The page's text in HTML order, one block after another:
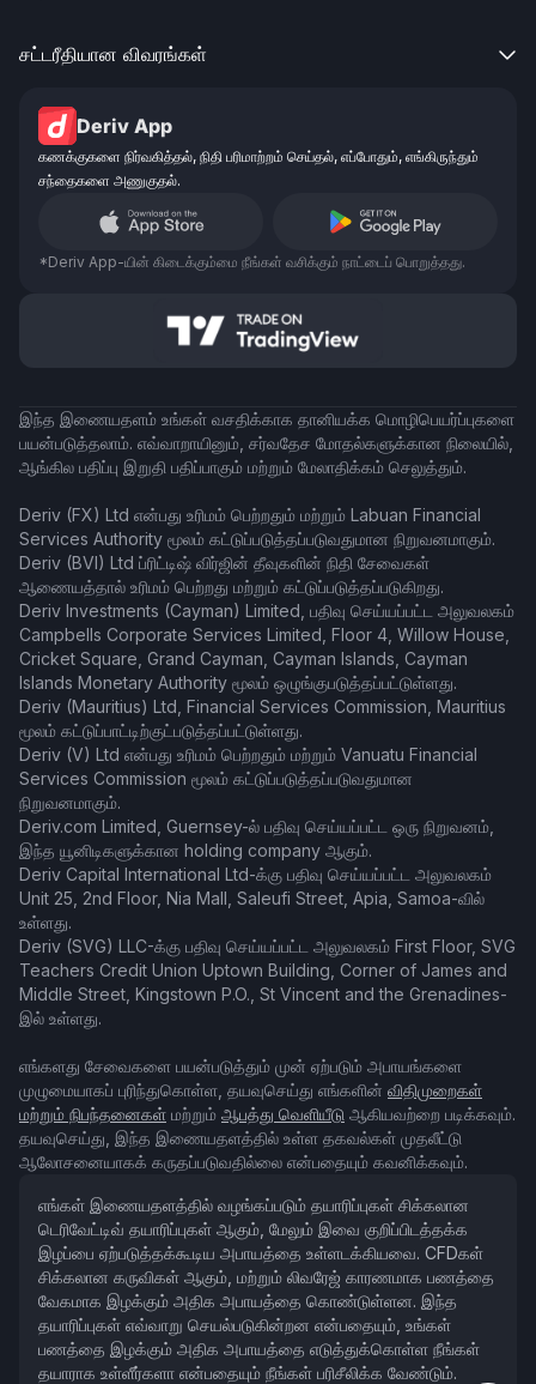
சட்டரீதியான விவரங்கள் 
Deriv App
கணக்குகளை நிர்வகித்தல், நிதி பரிமாற்றம் செய்தல், எப்போதும், எங்கிருந்தும்
சந்தைகளை அணுகுதல்.
*Deriv App-யின் கிடைக்கும்மை நீங்கள் வசிக்கும் நாட்டைப் பொறுத்தது.
இந்த இணையதளம் உங்கள் வசதிக்காக தானியக்க மொழிபெயர்ப்புகளை
பயன்படுத்தலாம். எவ்வாறாயினும், சர்வதேச மோதல்களுக்கான நிலையில்,
ஆங்கில பதிப்பு இறுதி பதிப்பாகும் மற்றும் மேலாதிக்கம் செலுத்தும்.
Deriv (FX) Ltd என்பது உரிமம் பெற்றதும் மற்றும் Labuan Financial
Services Authority மூலம் கட்டுப்படுத்தப்படுவதுமான நிறுவனமாகும்.
Deriv (BVI) Ltd ப்ரிட்டிஷ் விர்ஜின் தீவுகளின் நிதி சேவைகள்
ஆணையத்தால் உரிமம் பெற்றது மற்றும் கட்டுப்படுத்தப்படுகிறது.
Deriv Investments (Cayman) Limited, பதிவு செய்யப்பட்ட அலுவலகம்
Campbells Corporate Services Limited, Floor 4, Willow House,
Cricket Square, Grand Cayman, Cayman Islands, Cayman
Islands Monetary Authority மூலம் ஒழுங்குபடுத்தப்பட்டுள்ளது.
Deriv (Mauritius) Ltd, Financial Services Commission, Mauritius
மூலம் கட்டுப்பாட்டிற்குட்படுத்தப்பட்டுள்ளது.
Deriv (V) Ltd என்பது உரிமம் பெற்றதும் மற்றும் Vanuatu Financial
Services Commission மூலம் கட்டுப்படுத்தப்படுவதுமான
நிறுவனமாகும்.
Deriv.com Limited, Guernsey-ல் பதிவு செய்யப்பட்ட ஒரு நிறுவனம்,
இந்த யூனிடிகளுக்கான holding company ஆகும்.
Deriv Capital International Ltd-க்கு பதிவு செய்யப்பட்ட அலுவலகம்
Unit 25, 2nd Floor, Nia Mall, Saleufi Street, Apia, Samoa-வில்
உள்ளது.
Deriv (SVG) LLC-க்கு பதிவு செய்யப்பட்ட அலுவலகம் First Floor, SVG
Teachers Credit Union Uptown Building, Corner of James and
Middle Street, Kingstown P.O., St Vincent and the Grenadines-
இல் உள்ளது.
எங்களது சேவைகளை பயன்படுத்தும் முன் ஏற்படும் அபாயங்களை
முழுமையாகப் புரிந்துகொள்ள, தயவுசெய்து எங்களின் விதிமுறைகள்
மற்றும் நிபந்தனைகள் மற்றும் ஆபத்து வெளியீடு ஆகியவற்றை படிக்கவும்.
தயவுசெய்து, இந்த இணையதளத்தில் உள்ள தகவல்கள் முதலீட்டு
ஆலோசனையாகக் கருதப்படுவதில்லை என்பதையும் கவனிக்கவும்.
எங்கள் இணையதளத்தில் வழங்கப்படும் தயாரிப்புகள் சிக்கலான
டெரிவேட்டிவ் தயாரிப்புகள் ஆகும், மேலும் இவை குறிப்பிடத்தக்க
இழப்பை ஏற்படுத்தக்கூடிய அபாயத்தை உள்ளடக்கியவை. CFDகள்
சிக்கலான கருவிகள் ஆகும், மற்றும் லிவரேஜ் காரணமாக பணத்தை
வேகமாக இழக்கும் அதிக அபாயத்தை கொண்டுள்ளன. இந்த
தயாரிப்புகள் எவ்வாறு செயல்படுகின்றன என்பதையும், உங்கள்
பணத்தை இழக்கும் அதிக அபாயத்தை எடுத்துக்கொள்ள நீங்கள்
தயாராக உள்ளீர்களா என்பதையும் நீங்கள் பரிசீலிக்க வேண்டும்.